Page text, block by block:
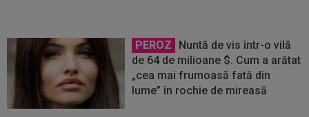
PEROZ
Nuntă de vis într-o vilă
de 64 de milioane $. Cum a arătat
„cea mai frumoasă fată din
lume” în rochie de mireasă